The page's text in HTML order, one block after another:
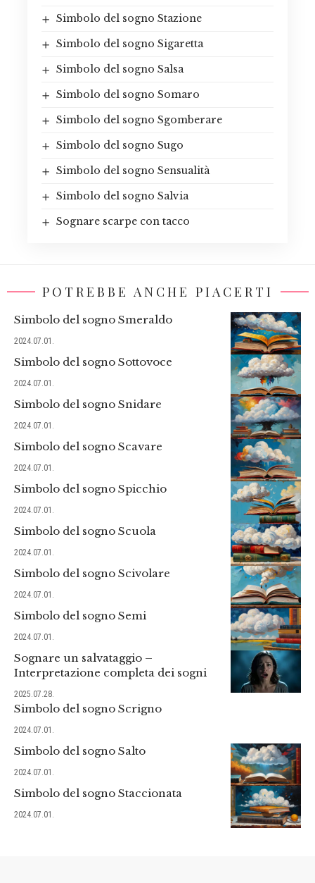
Simbolo del sogno Stazione
Simbolo del sogno Sigaretta
Simbolo del sogno Salsa
Simbolo del sogno Somaro
Simbolo del sogno Sgomberare
Simbolo del sogno Sugo
Simbolo del sogno Sensualità
Simbolo del sogno Salvia
Sognare scarpe con tacco
POTREBBE ANCHE PIACERTI
Simbolo del sogno Smeraldo
2024.07.01.
Simbolo del sogno Sottovoce
2024.07.01.
Simbolo del sogno Snidare
2024.07.01.
Simbolo del sogno Scavare
2024.07.01.
Simbolo del sogno Spicchio
2024.07.01.
Simbolo del sogno Scuola
2024.07.01.
Simbolo del sogno Scivolare
2024.07.01.
Simbolo del sogno Semi
2024.07.01.
Sognare un salvataggio –
Interpretazione completa dei sogni
2025.07.28.
Simbolo del sogno Scrigno
2024.07.01.
Simbolo del sogno Salto
2024.07.01.
Simbolo del sogno Staccionata
2024.07.01.